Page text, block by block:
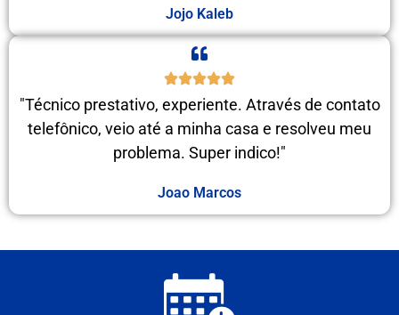
Jojo Kaleb
"Técnico prestativo, experiente. Através de contato
telefônico, veio até a minha casa e resolveu meu
problema. Super indico!"
Joao Marcos